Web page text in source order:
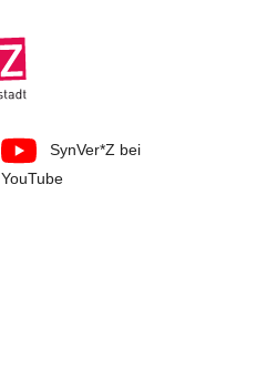
SynVer*Z bei
YouTube